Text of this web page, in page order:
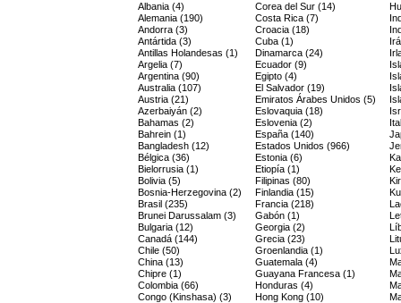
Albania (4)
Alemania (190)
Andorra (3)
Antártida (3)
Antillas Holandesas (1)
Argelia (7)
Argentina (90)
Australia (107)
Austria (21)
Azerbaiyán (2)
Bahamas (2)
Bahrein (1)
Bangladesh (12)
Bélgica (36)
Bielorrusia (1)
Bolivia (5)
Bosnia-Herzegovina (2)
Brasil (235)
Brunei Darussalam (3)
Bulgaria (12)
Canadá (144)
Chile (50)
China (13)
Chipre (1)
Colombia (66)
Congo (Kinshasa) (3)
Corea del Sur (14)
Costa Rica (7)
Croacia (18)
Cuba (1)
Dinamarca (24)
Ecuador (9)
Egipto (4)
El Salvador (19)
Emiratos Árabes Unidos (5)
Eslovaquia (18)
Eslovenia (2)
España (140)
Estados Unidos (966)
Estonia (6)
Etiopía (1)
Filipinas (80)
Finlandia (15)
Francia (218)
Gabón (1)
Georgia (2)
Grecia (23)
Groenlandia (1)
Guatemala (4)
Guayana Francesa (1)
Honduras (4)
Hong Kong (10)